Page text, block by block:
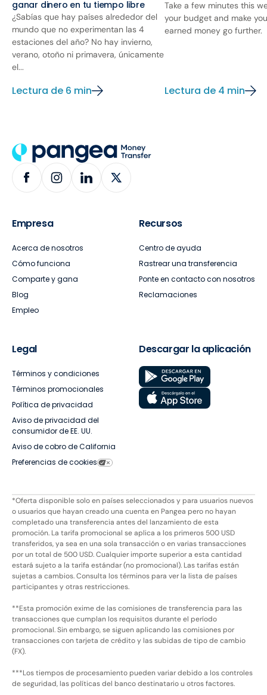
ganar dinero en tu tiempo libre
¿Sabías que hay países alrededor del
mundo que no experimentan las 4
estaciones del año? No hay invierno,
verano, otoño ni primavera, únicamente
el...
Lectura de 6 min
Take a few minutes this
your budget and make
earned money go further.
Lectura de 4 min
Empresa
Acerca de nosotros
Cómo funciona
Comparte y gana
Blog
Empleo
Recursos
Centro de ayuda
Rastrear una transferencia
Ponte en contacto con nosotros
Reclamaciones
Legal
Términos y condiciones
Términos promocionales
Política de privacidad
Aviso de privacidad del
consumidor de EE. UU.
Aviso de cobro de California
Preferencias de cookies
Descargar la aplicación
*Oferta disponible solo en países seleccionados y para usuarios nuevos
o usuarios que hayan creado una cuenta en Pangea pero no hayan
completado una transferencia antes del lanzamiento de esta
promoción. La tarifa promocional se aplica a los primeros 500 USD
transferidos, ya sea en una sola transacción o en varias transacciones
por un total de 500 USD. Cualquier importe superior a esta cantidad
estará sujeto a la tarifa estándar (no promocional). Las tarifas están
sujetas a cambios. Consulta los términos para ver la lista de países
participantes y otras restricciones.
**Esta promoción exime de las comisiones de transferencia para las
transacciones que cumplan los requisitos durante el período
promocional. Sin embargo, se siguen aplicando las comisiones por
transacciones con tarjeta de crédito y las subidas de tipo de cambio
(FX).
***Los tiempos de procesamiento pueden variar debido a los controles
de seguridad, las políticas del banco destinatario u otros factores.